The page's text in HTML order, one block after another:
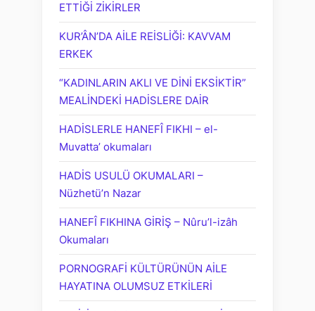
ETTİĞİ ZİKİRLER
KUR’ÂN’DA AİLE REİSLİĞİ: KAVVAM
ERKEK
“KADINLARIN AKLI VE DİNİ EKSİKTİR”
MEALİNDEKİ HADİSLERE DAİR
HADİSLERLE HANEFÎ FIKHI – el-
Muvatta’ okumaları
HADİS USULÜ OKUMALARI –
Nüzhetü’n Nazar
HANEFÎ FIKHINA GİRİŞ – Nûru’l-izâh
Okumaları
PORNOGRAFİ KÜLTÜRÜNÜN AİLE
HAYATINA OLUMSUZ ETKİLERİ